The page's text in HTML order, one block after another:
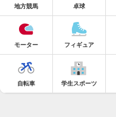
地方競馬 卓球
モーター フィギュア
自転車 学生スポーツ